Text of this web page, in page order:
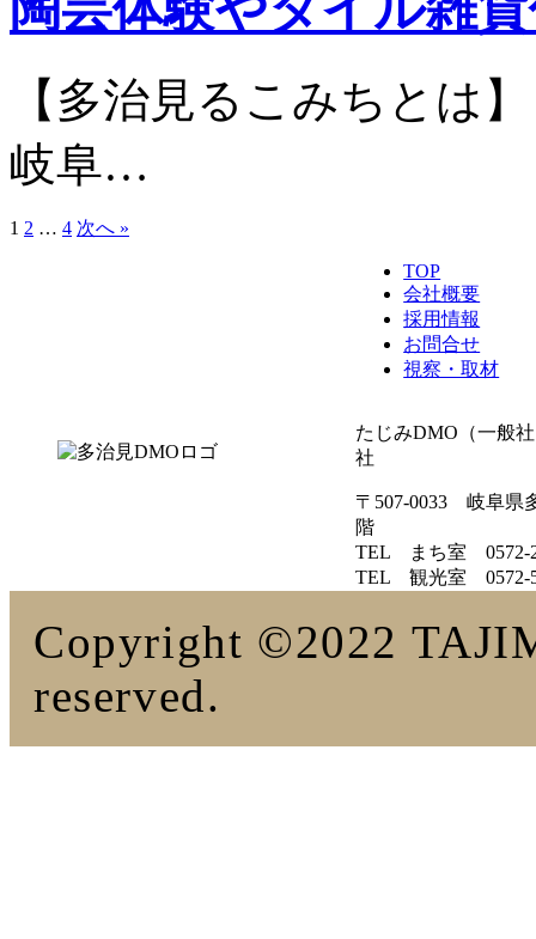
【多治見るこみちとは】
岐阜…
1 2 … 4 次へ »
TOP
会社概要
採用情報
お問合せ
視察・取材
たじみDMO（一般
社
〒507-0033 岐阜県
階
TEL まち室 0572-
TEL 観光室 0572-
Copyright ©2022
reserved.